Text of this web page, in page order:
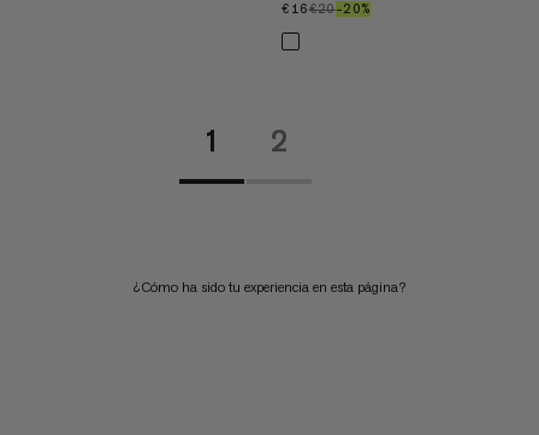
€16€16
€20€20
–20%
1 2
¿Cómo ha sido tu experiencia en esta página?